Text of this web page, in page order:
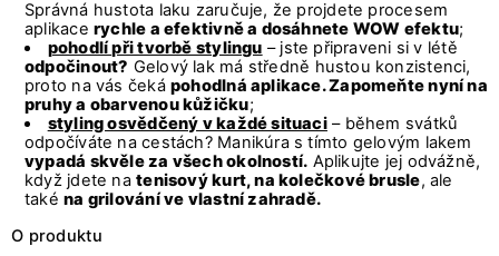
Správná hustota laku zaručuje, že projdete procesem
aplikace rychle a efektivně a dosáhnete WOW efektu;
pohodlí při tvorbě stylingu – jste připraveni si v létě
odpočinout? Gelový lak má středně hustou konzistenci,
proto na vás čeká pohodlná aplikace. Zapomeňte nyní na
pruhy a obarvenou kůžičku;
styling osvědčený v každé situaci– během svátků
odpočíváte na cestách? Manikúra s tímto gelovým lakem
vypadá skvěle za všech okolností. Aplikujte jej odvážně,
když jdete natenisový kurt, na kolečkové brusle, ale
takéna grilování ve vlastní zahradě.
O produktu